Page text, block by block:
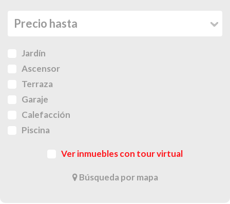
Jardín
Ascensor
Terraza
Garaje
Calefacción
Piscina
Ver inmuebles con tour virtual
Búsqueda por mapa